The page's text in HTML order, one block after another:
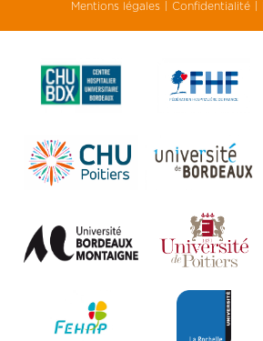
Mentions légales Confidentialité